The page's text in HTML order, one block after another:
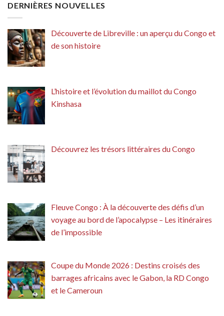
DERNIÈRES NOUVELLES
Découverte de Libreville : un aperçu du Congo et
de son histoire
L’histoire et l’évolution du maillot du Congo
Kinshasa
Découvrez les trésors littéraires du Congo
Fleuve Congo : À la découverte des défis d’un
voyage au bord de l’apocalypse – Les itinéraires
de l’impossible
Coupe du Monde 2026 : Destins croisés des
barrages africains avec le Gabon, la RD Congo
et le Cameroun